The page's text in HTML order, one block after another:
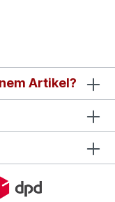
Artikel?